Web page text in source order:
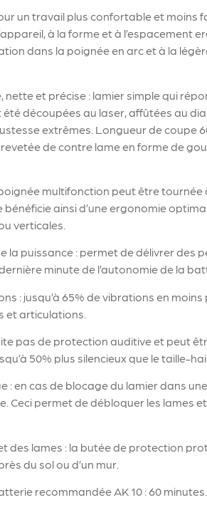
un travail plus confortable et moins
à la forme et à l’espacement
dans la poignée en arc et à la
nette et précise : lamier simple qui
été découpées au laser, affûtées au
extrêmes. Longueur de coupe
de contre lame en forme de
multifonction peut être tournée
bénéficie ainsi d’une ergonomie
verticales.
la puissance : permet de délivrer des
minute de l’autonomie de la
: jusqu’à 65% de vibrations en
et articulations.
pas de protection auditive et peut
50% plus silencieux que le taille-
: en cas de blocage du lamier dans
Ceci permet de débloquer les lames
des lames : la butée de protection
du sol ou d’un mur.
recommandée AK 10 : 60 minutes.